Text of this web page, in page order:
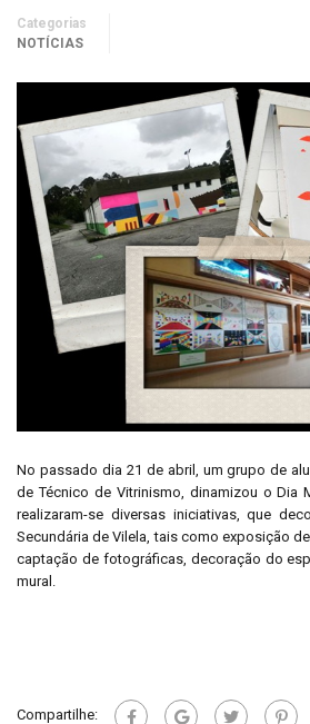
Categorias
NOTÍCIAS
No passado dia 21 de abril, um grupo de
de Técnico de Vitrinismo, dinamizou o Dia
realizaram-se diversas iniciativas, que
Secundária de Vilela, tais como exposição
captação de fotográficas, decoração do
mural.
Compartilhe: